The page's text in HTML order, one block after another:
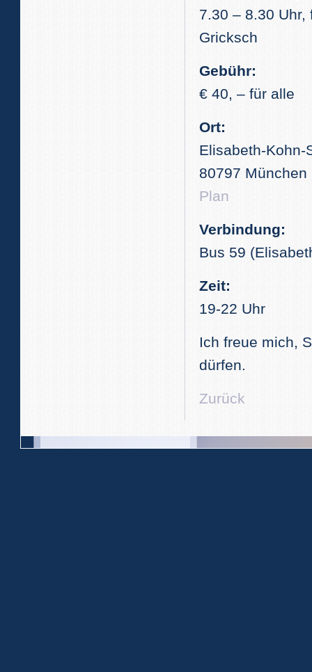
7.30 – 8.30
Gricksch
Gebühr:
€ 40, – für alle
Ort:
Elisabeth-Kohn-
80797 München
Plan
Verbindung:
Bus 59
Zeit:
19-22 Uhr
Ich freue mich,
dürfen.
Zurück